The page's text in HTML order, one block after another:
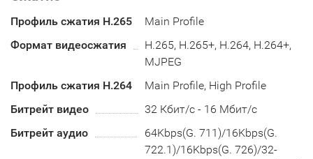
Профиль сжатия H.265
Main Profile
Формат видеосжатия
H.265, H.265+, H.264, H.264+,
MJPEG
Профиль сжатия H.264
Main Profile, High Profile
Битрейт видео
32 Кбит/с - 16 Мбит/с
Битрейт аудио
64Kbps(G. 711)/16Kbps(G.
722.1)/16Kbps(G. 726)/32-